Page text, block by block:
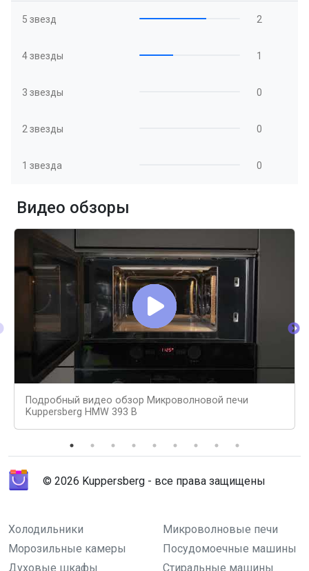
5 звезд 2
4 звезды 1
3 звезды 0
2 звезды 0
1 звезда 0
Видео обзоры
Подробный видео обзор Микроволновой печи
Kuppersberg HMW 393 B
© 2026 Kuppersberg - все права защищены
Холодильники
Микроволновые печи
Морозильные камеры
Посудомоечные машины
Духовые шкафы
Стиральные машины